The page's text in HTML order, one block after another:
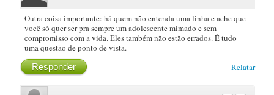
Outra coisa importante: há quem não entenda uma linha e ache que
você só quer ser pra sempre um adolescente mimado e sem
compromisso com a vida. Eles também não estão errados. É tudo
uma questão de ponto de vista.
Relatar
Responder